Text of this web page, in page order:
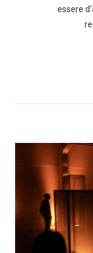
essere